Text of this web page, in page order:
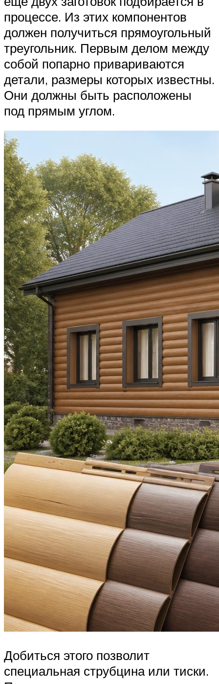
процессе. Из этих компонентов
должен получиться прямоугольный
треугольник. Первым делом между
собой попарно привариваются
детали, размеры которых известны.
Они должны быть расположены
под прямым углом.
Добиться этого позволит
специальная струбцина или тиски.